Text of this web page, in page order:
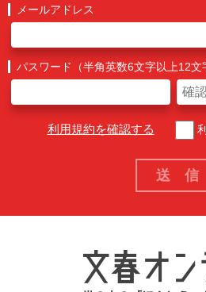
メールアドレス
パスワード（半角英数6文字以上12文
利用規約を確認する